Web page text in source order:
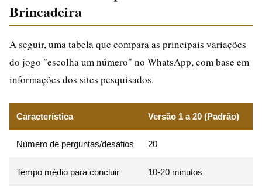
Brincadeira
A seguir, uma tabela que compara as principais variações
do jogo "escolha um número" no WhatsApp, com base em
informações dos sites pesquisados.
Característica Versão 1 a 20 (Padrão)
Número de perguntas/desafios 20
Tempo médio para concluir 10-20 minutos